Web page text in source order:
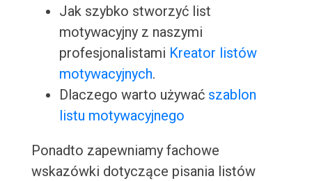
Jak szybko stworzyć list
motywacyjny z naszymi
profesjonalistami Kreator listów
motywacyjnych.
Dlaczego warto używać szablon
listu motywacyjnego
Ponadto zapewniamy fachowe
wskazówki dotyczące pisania listów